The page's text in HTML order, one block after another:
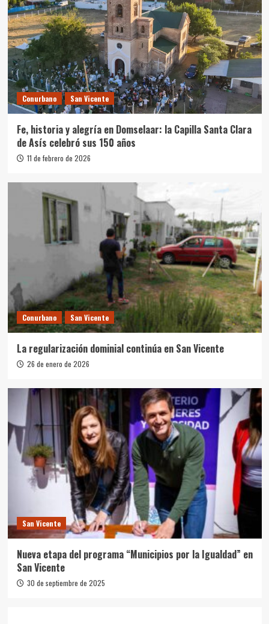
Conurbano San Vicente
Fe, historia y alegría en Domselaar: la Capilla Santa Clara
de Asís celebró sus 150 años
11 de febrero de 2026
Conurbano San Vicente
La regularización dominial continúa en San Vicente
26 de enero de 2026
San Vicente
Nueva etapa del programa “Municipios por la Igualdad” en
San Vicente
30 de septiembre de 2025